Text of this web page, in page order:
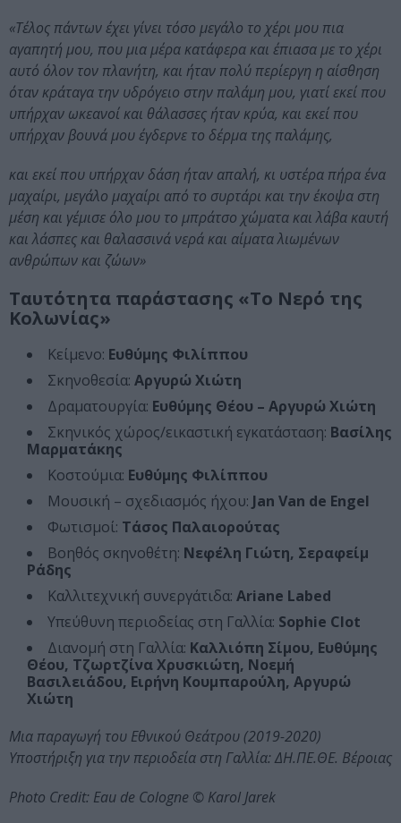
«Τέλος πάντων έχει γίνει τόσο μεγάλο το χέρι μου πια
αγαπητή μου, που μια μέρα κατάφερα και έπιασα με το χέρι
αυτό όλον τον πλανήτη, και ήταν πολύ περίεργη η αίσθηση
όταν κράταγα την υδρόγειο στην παλάμη μου, γιατί εκεί που
υπήρχαν ωκεανοί και θάλασσες ήταν κρύα, και εκεί που
υπήρχαν βουνά μου έγδερνε το δέρμα της παλάμης,
και εκεί που υπήρχαν δάση ήταν απαλή, κι υστέρα πήρα ένα
μαχαίρι, μεγάλο μαχαίρι από το συρτάρι και την έκοψα στη
μέση και γέμισε όλο μου το μπράτσο χώματα και λάβα καυτή
και λάσπες και θαλασσινά νερά και αίματα λιωμένων
ανθρώπων και ζώων»
Ταυτότητα παράστασης «Το Νερό της
Κολωνίας»
Κείμενο: Ευθύμης Φιλίππου
Σκηνοθεσία: Αργυρώ Χιώτη
Δραματουργία: Ευθύμης Θέου – Αργυρώ Χιώτη
Σκηνικός χώρος/εικαστική εγκατάσταση: Βασίλης
Μαρματάκης
Κοστούμια: Ευθύμης Φιλίππου
Μουσική – σχεδιασμός ήχου: Jan Van de Engel
Φωτισμοί: Τάσος Παλαιορούτας
Βοηθός σκηνοθέτη: Νεφέλη Γιώτη, Σεραφείμ
Ράδης
Καλλιτεχνική συνεργάτιδα: Ariane Labed
Υπεύθυνη περιοδείας στη Γαλλία: Sophie Clot
Διανομή στη Γαλλία: Καλλιόπη Σίμου, Ευθύμης
Θέου, Τζωρτζίνα Χρυσκιώτη, Νοεμή
Βασιλειάδου, Ειρήνη Κουμπαρούλη, Αργυρώ
Χιώτη
Μια παραγωγή του Εθνικού Θεάτρου (2019-2020)
Υποστήριξη για την περιοδεία στη Γαλλία: ΔΗ.ΠΕ.ΘΕ. Βέροιας
Photo Credit: Eau de Cologne © Karol Jarek